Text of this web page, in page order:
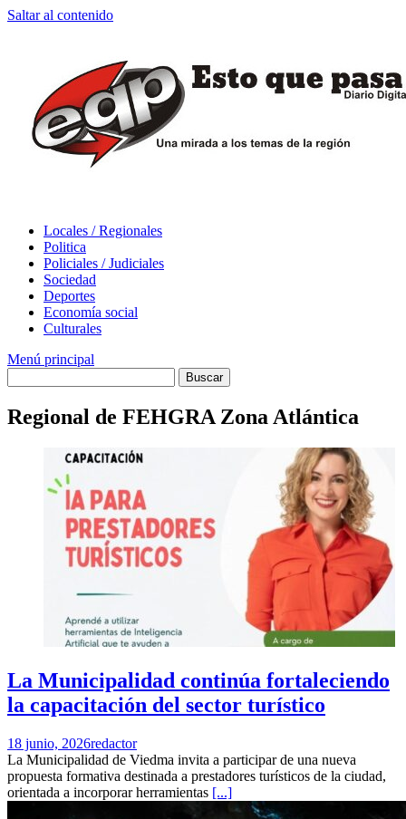
Saltar al contenido
Locales / Regionales
Politica
Policiales / Judiciales
Sociedad
Deportes
Economía social
Culturales
Menú principal
Regional de FEHGRA Zona Atlántica
La Municipalidad continúa fortaleciendo
la capacitación del sector turístico
18 junio, 2026redactor
La Municipalidad de Viedma invita a participar de una nueva
propuesta formativa destinada a prestadores turísticos de la ciudad,
orientada a incorporar herramientas [...]